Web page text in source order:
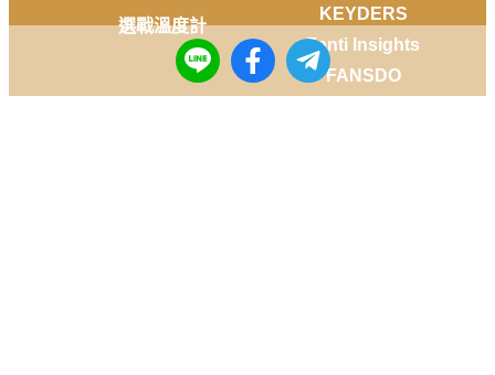
選戰溫度計
KEYDERS
Fanti Insights
FANSDO